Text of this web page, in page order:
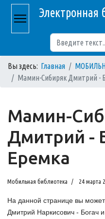
Электронная
Вы здесь: Главная
Мамин-Сибиряк Дмитрий -
Мамин-
Дмитрий -
Еремка
Мобильная библиотека 24 марта
На данной странице вы
Дмитрий Наркисович - Богач